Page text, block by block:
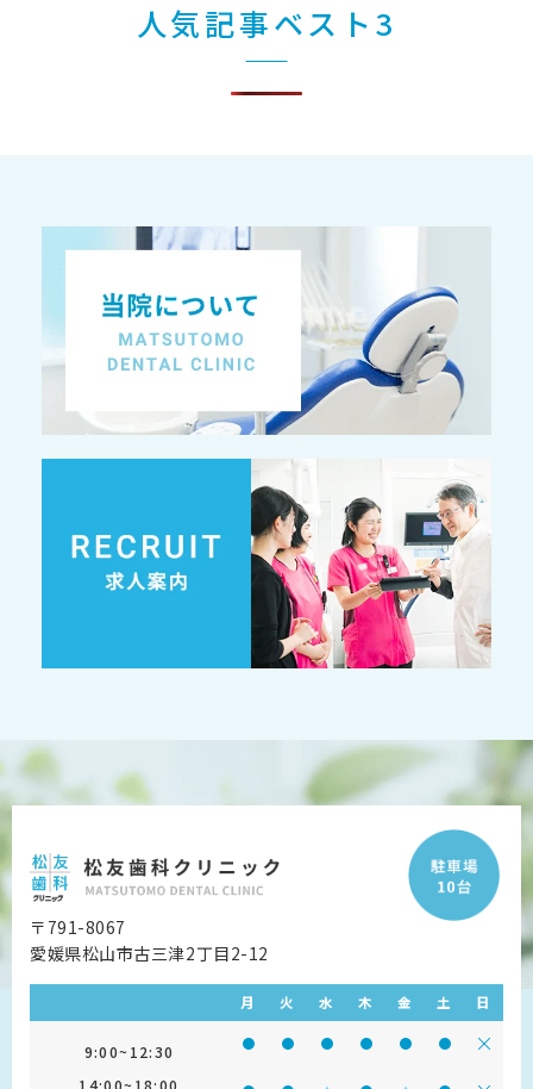
人気記事ベスト3
〒791-8067
愛媛県松山市古三津2丁目2-12
月 火 水 木 金 土 日
9:00~12:30 診療時間 9:00~12:30
診療時間 9:00~12:30
診療時間 9:00~12:30
診療時間 9:00~12:30
診療時間診療時
14:00~18:00